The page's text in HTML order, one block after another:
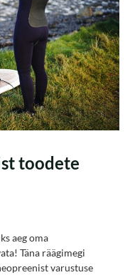
toodete
aeg oma
Täna räägimegi
varustuse